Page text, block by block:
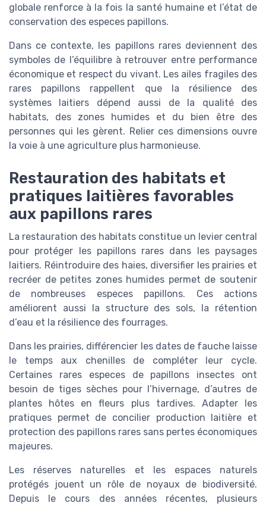
globale renforce à la fois la santé humaine et l’état de
conservation des especes papillons.
Dans ce contexte, les papillons rares deviennent des
symboles de l’équilibre à retrouver entre performance
économique et respect du vivant. Les ailes fragiles des
rares papillons rappellent que la résilience des
systèmes laitiers dépend aussi de la qualité des
habitats, des zones humides et du bien être des
personnes qui les gèrent. Relier ces dimensions ouvre
la voie à une agriculture plus harmonieuse.
Restauration des habitats et
pratiques laitières favorables
aux papillons rares
La restauration des habitats constitue un levier central
pour protéger les papillons rares dans les paysages
laitiers. Réintroduire des haies, diversifier les prairies et
recréer de petites zones humides permet de soutenir
de nombreuses especes papillons. Ces actions
améliorent aussi la structure des sols, la rétention
d’eau et la résilience des fourrages.
Dans les prairies, différencier les dates de fauche laisse
le temps aux chenilles de compléter leur cycle.
Certaines rares especes de papillons insectes ont
besoin de tiges sèches pour l’hivernage, d’autres de
plantes hôtes en fleurs plus tardives. Adapter les
pratiques permet de concilier production laitière et
protection des papillons rares sans pertes économiques
majeures.
Les réserves naturelles et les espaces naturels
protégés jouent un rôle de noyaux de biodiversité.
Depuis le cours des années récentes, plusieurs